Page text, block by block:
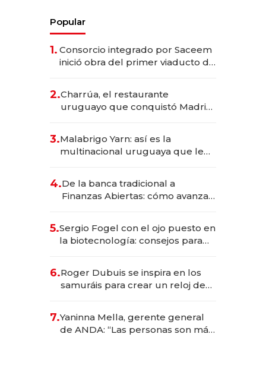
Popular
1. Consorcio integrado por Saceem
inició obra del primer viaducto de
millones
2.Charrúa, el restaurante
uruguayo que conquistó Madrid:
anticipación y prepara apertura
3.Malabrigo Yarn: así es la
multinacional uruguaya que le
4.De la banca tradicional a
Finanzas Abiertas: cómo avanza
5.Sergio Fogel con el ojo puesto en
la biotecnología: consejos para
6.Roger Dubuis se inspira en los
samuráis para crear un reloj de
7.Yaninna Mella, gerente general
de ANDA: “Las personas son más